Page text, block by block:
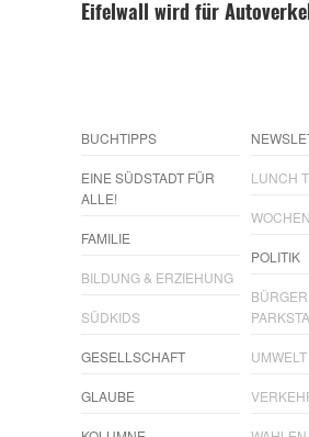
Eifelwall wird für
BUCHTIPPS
EINE SÜDSTADT FÜR
ALLE!
FAMILIE
BILDUNG & ERZIEHUNG
SÜDKIDS
GESELLSCHAFT
GLAUBE
LUNCH
POLITIK
UMWELT